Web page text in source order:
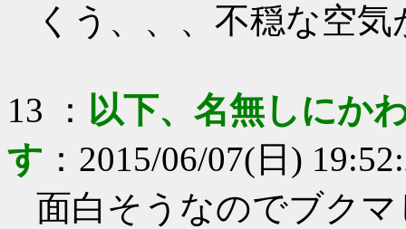
くう、、、不穏な空気
13 ： 以下、名無しにか
す ： 2015/06/07(日)
面白そうなのでブク